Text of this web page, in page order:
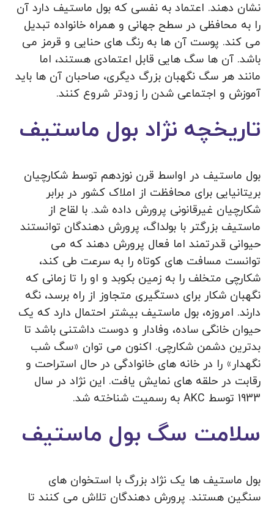
نشان دهند. اعتماد به نفسی که بول ماستیف دارد آن
را به محافظی در سطح جهانی و همراه خانواده تبدیل
می کند. پوست آن ها به رنگ‌ های حنایی و قرمز می
باشد. آن ها سگ هایی قابل اعتمادی هستند، اما
مانند هر سگ نگهبان بزرگ دیگری، صاحبان آن ها باید
آموزش و اجتماعی شدن را زودتر شروع کنند.
تاریخچه نژاد بول ماستیف
بول ماستیف در اواسط قرن نوزدهم توسط شکارچیان
بریتانیایی برای محافظت از املاک کشور در برابر
شکارچیان غیرقانونی پرورش داده شد. با لقاح از
ماستیف بزرگتر با بولداگ، پرورش دهندگان توانستند
حیوانی قدرتمند اما فعال پرورش دهند که می
توانست مسافت های کوتاه را به سرعت طی کند،
شکارچی متخلف را به زمین بکوبد و او را تا زمانی که
نگهبان شکار برای دستگیری متجاوز از راه برسد، نگه
دارند. امروزه، بول ماستیف بیشتر احتمال دارد که یک
حیوان خانگی ساده، وفادار و دوست داشتنی باشد تا
بدترین دشمن شکارچی. اکنون می ‌توان «سگ شب
نگهدار» را در خانه‌ های خانوادگی در حال استراحت و
رقابت در حلقه‌ های نمایش یافت. این نژاد در سال
1933 توسط AKC به رسمیت شناخته شد.
سلامت سگ بول ماستیف
بول ماستیف ها یک نژاد بزرگ با استخوان های
سنگین هستند. پرورش دهندگان تلاش می کنند تا